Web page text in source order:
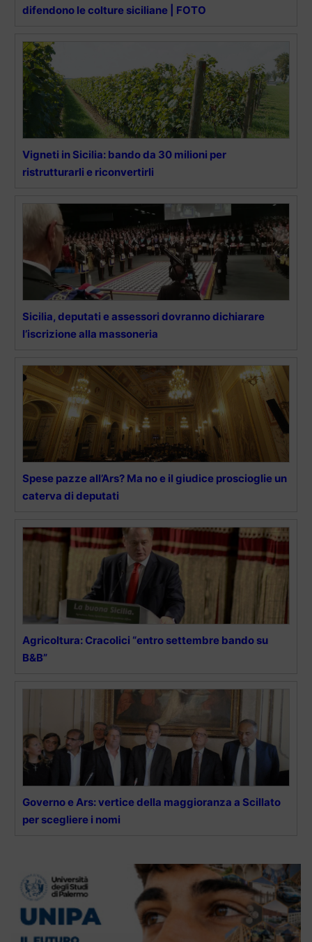
difendono le colture siciliane | FOTO
Vigneti in Sicilia: bando da 30 milioni per
ristrutturarli e riconvertirli
Sicilia, deputati e assessori dovranno dichiarare
l’iscrizione alla massoneria
Spese pazze all’Ars? Ma no e il giudice proscioglie un
caterva di deputati
Agricoltura: Cracolici “entro settembre bando su
B&B”
Governo e Ars: vertice della maggioranza a Scillato
per scegliere i nomi